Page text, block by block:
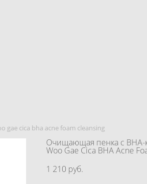
gae cica bha acne foam cleansing
Очищающая пенка с BHA-
Woo Gae Cica BHA Acne
1 210 pуб.